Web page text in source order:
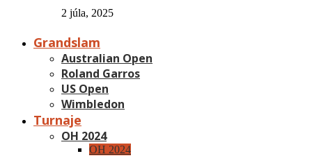
2 júla, 2025
Grandslam
Australian Open
Roland Garros
US Open
Wimbledon
Turnaje
OH 2024
OH 2024